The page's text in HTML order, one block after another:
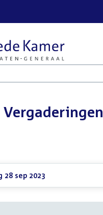
Vergaderingen
28 sep 2023